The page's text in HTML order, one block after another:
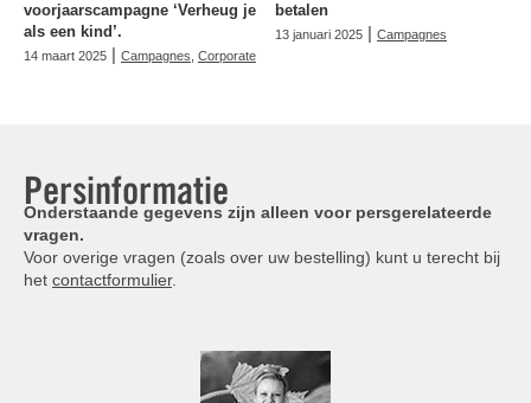
voorjaarscampagne ‘Verheug je
als een kind’.
14 maart 2025 | Campagnes Corporate
betalen
13 januari 2025 | Campagnes
Persinformatie
Onderstaande gegevens zijn alleen voor persgerelateerde
vragen.
Voor overige vragen (zoals over uw bestelling) kunt u terecht bij
het contactformulier.